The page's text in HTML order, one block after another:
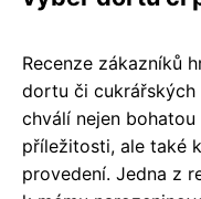
Recenze zákazníků
dortu či
chválí nejen
příležitosti, ale také
provedení. Jedna z